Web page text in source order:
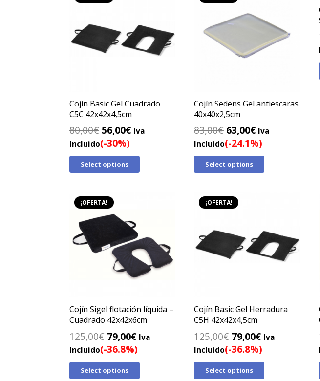
Cojín Basic Gel Cuadrado
C5C 42x42x4,5cm
80,00€ El
precio
original
era:
56,00€El
actual
Iva
Incluido(-30%)
Select options
Cojín Sedens Gel antiescaras
40x40x2,5cm
83,00€ El
precio
original
era:
63,00€El
precio
actual
Iva
Incluido(-24.1%)
Select options
¡OFERTA!
Cojín Sigel flotación líquida –
Cuadrado 42x42x6cm
125,00€ El
precio
original
era:
79,00€El
precio
actual
Iva
Incluido(-36.8%)
Select options
¡OFERTA!
Cojín Basic Gel Herradura
C5H 42x42x4,5cm
125,00€ El
precio
original
era:
79,00€El
precio
actual
Iva
Incluido(-36.8%)
Select options